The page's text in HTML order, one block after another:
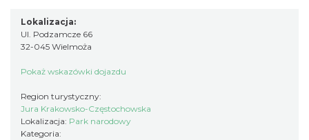
Lokalizacja:
Ul. Podzamcze 66
32-045 Wielmoża
Pokaż wskazówki dojazdu
Region turystyczny:
Jura Krakowsko-Częstochowska
Lokalizacja: Park narodowy
Kategoria: